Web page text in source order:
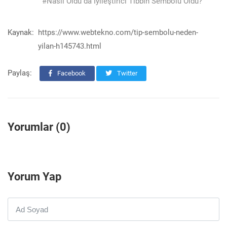
Kaynak: https://www.webtekno.com/tip-sembolu-neden-
yilan-h145743.html
Paylaş: Facebook Twitter
Yorumlar (0)
Yorum Yap